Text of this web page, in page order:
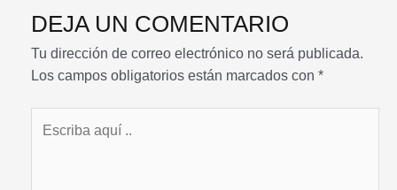
DEJA UN COMENTARIO
Tu dirección de correo electrónico no será publicada.
Los campos obligatorios están marcados con *
aquí